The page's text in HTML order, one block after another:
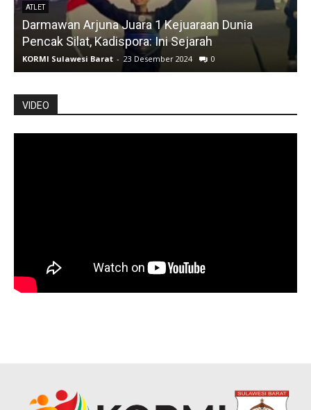
ATLET
Darmawan Arjuna Juara 1 Kejuaraan Dunia
Pencak Silat, Kadispora: Ini Sejarah
KORMI Sulawesi Barat - 23 Desember 2024 0
VIDEO